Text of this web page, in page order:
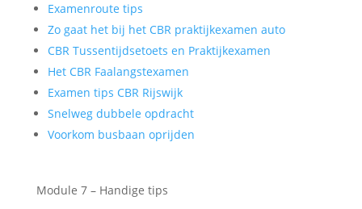
Examenroute tips
Zo gaat het bij het CBR praktijkexamen auto
CBR Tussentijdsetoets en Praktijkexamen
Het CBR Faalangstexamen
Examen tips CBR Rijswijk
Snelweg dubbele opdracht
Voorkom busbaan oprijden
Module 7 – Handige tips